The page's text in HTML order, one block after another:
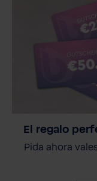
El regalo
Pida ahora